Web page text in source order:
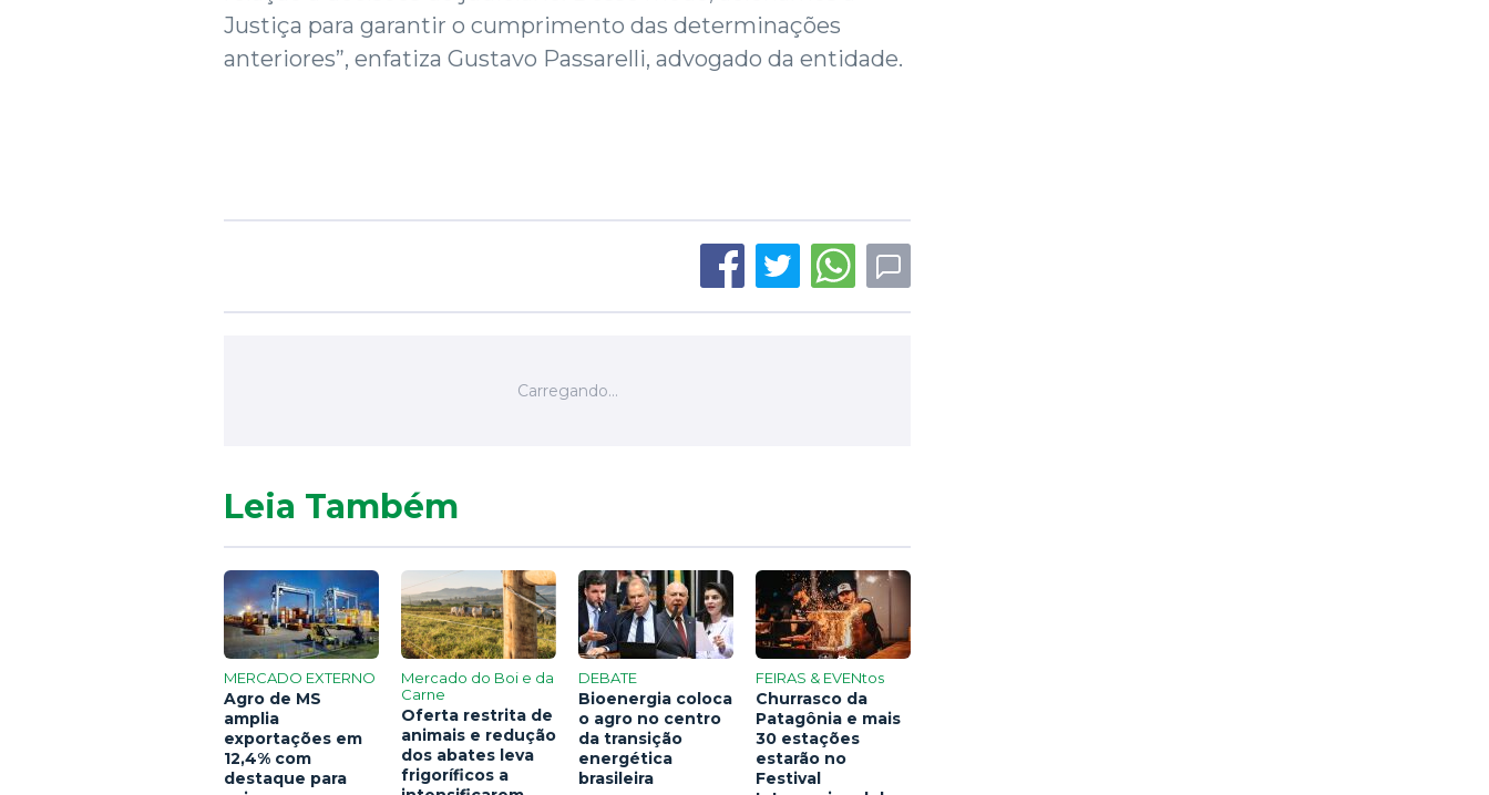
Justiça para garantir o cumprimento das determinações
anteriores”, enfatiza Gustavo Passarelli, advogado da entidade.
Leia Também
MERCADO EXTERNO
Agro de MS
amplia
exportações em
12,4% com
destaque para
Mercado do Boi e da
Carne
Oferta restrita de
animais e redução
dos abates leva
frigoríficos a
DEBATE
Bioenergia coloca
o agro no centro
da transição
energética
brasileira
FEIRAS & EVENtos
Churrasco da
Patagônia e mais
30 estações
estarão no
Festival